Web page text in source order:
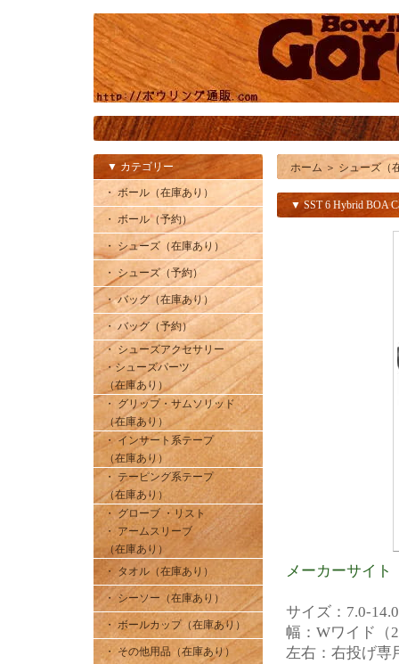
▼ カテゴリー
・ ボール（在庫あり）
・ ボール（予約）
・ シューズ（在庫あり）
・ シューズ（予約）
・ バッグ（在庫あり）
・ バッグ（予約）
・ シューズアクセサリー
・シューズパーツ
（在庫あり）
・ グリップ・サムソリッド
（在庫あり）
・ インサート系テープ
（在庫あり）
・ テーピング系テープ
（在庫あり）
・ グローブ ・リスト
・ アームスリーブ
（在庫あり）
・ タオル（在庫あり）
・ シーソー（在庫あり）
・ ボールカップ（在庫あり）
・ その他用品（在庫あり）
ホーム ＞ シューズ（
▼ SST 6 Hybrid BOA
メーカーサイト
サイズ：7.0-
幅：Wワイド（
左右：右投げ専